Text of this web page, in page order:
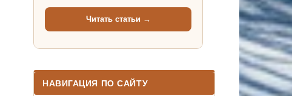
Читать статьи →
НАВИГАЦИЯ ПО САЙТУ